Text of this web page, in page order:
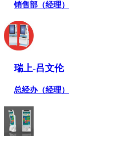
销售部（经理）
瑞上-吕文伦
总经办（经理）